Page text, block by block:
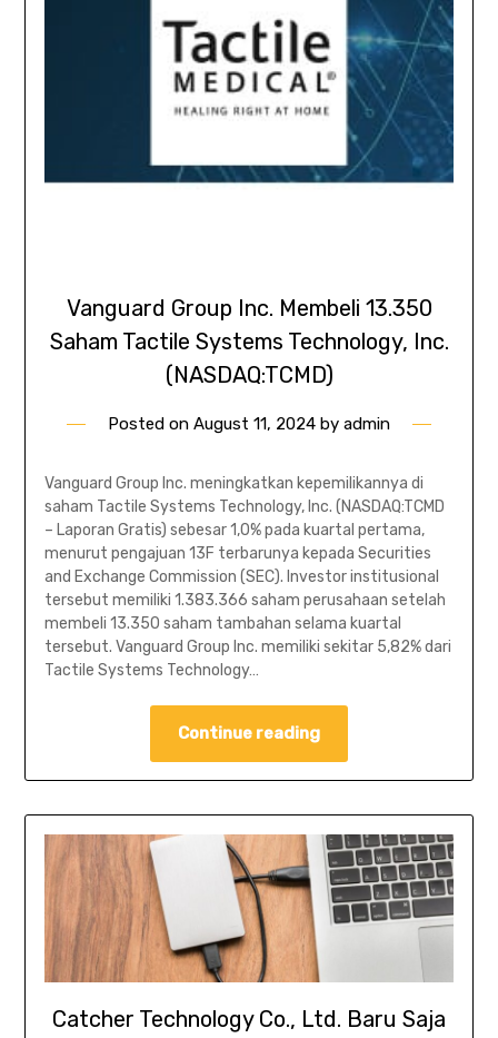
Vanguard Group Inc. Membeli 13.350
Saham Tactile Systems Technology, Inc.
(NASDAQ:TCMD)
Posted on August 11, 2024 by admin
Vanguard Group Inc. meningkatkan kepemilikannya di
saham Tactile Systems Technology, Inc. (NASDAQ:TCMD
– Laporan Gratis) sebesar 1,0% pada kuartal pertama,
menurut pengajuan 13F terbarunya kepada Securities
and Exchange Commission (SEC). Investor institusional
tersebut memiliki 1.383.366 saham perusahaan setelah
membeli 13.350 saham tambahan selama kuartal
tersebut. Vanguard Group Inc. memiliki sekitar 5,82% dari
Tactile Systems Technology…
Continue reading
Catcher Technology Co., Ltd. Baru Saja